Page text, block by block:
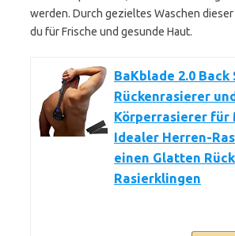
werden. Durch gezieltes Waschen
du für Frische und gesunde Haut.
BaKblade 2.0 Back
Rückenrasierer und
Körperrasierer für
Idealer Herren-
einen Glatten
Rasierklingen